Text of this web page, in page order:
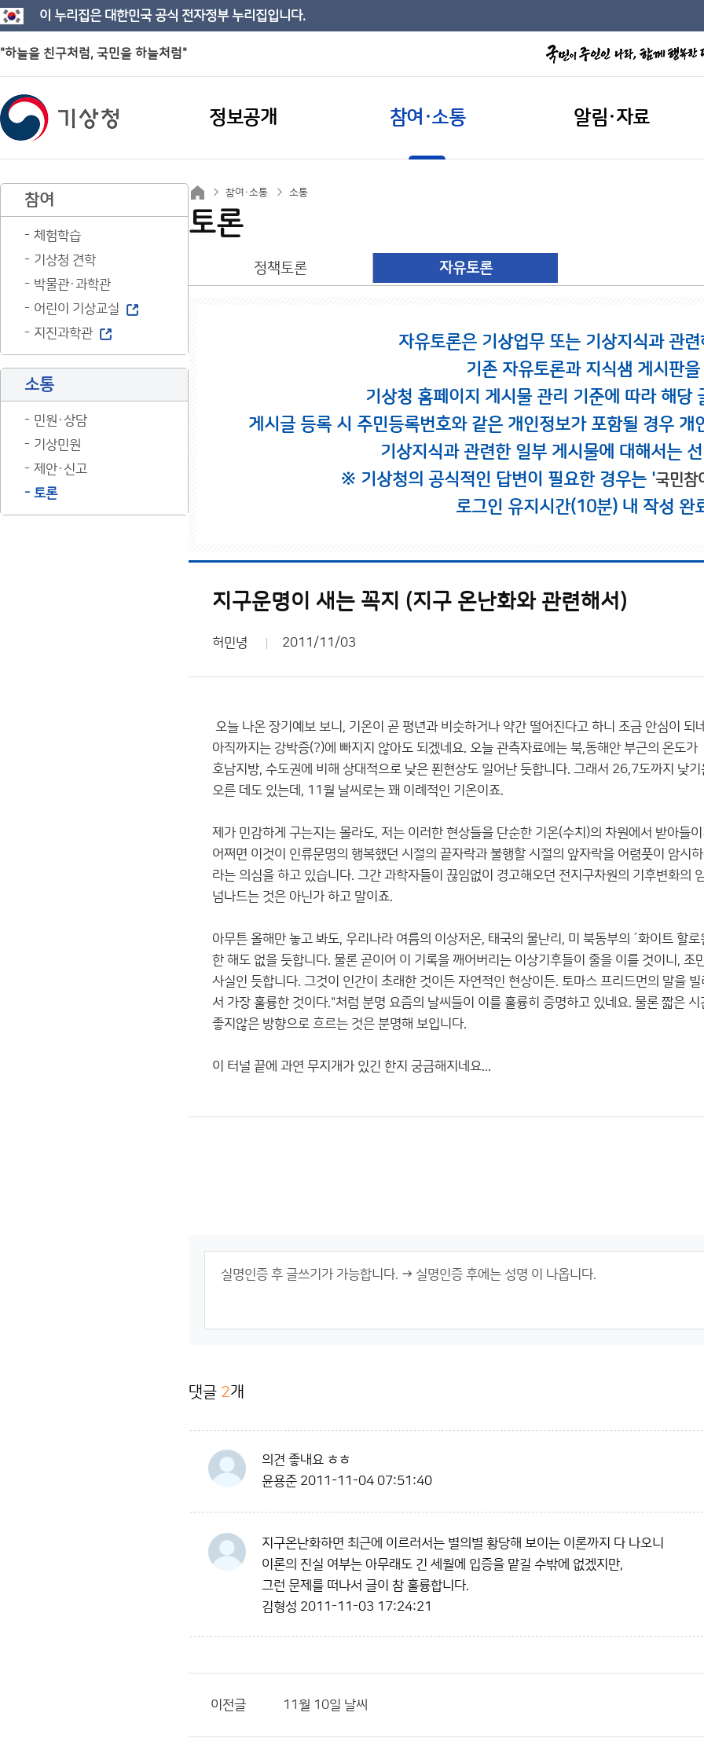
이 누리집은 대한민국 공식 전자정부 누리집입니다.
"하늘을 친구처럼, 국민을 하늘처럼"
정보공개 참여·소통 알림·자료
참여
체험학습
기상청 견학
박물관·과학관
어린이 기상교실
지진과학관
소통
민원·상담
기상민원
제안·신고
토론
참여·소통 소통
토론
정책토론 자유토론
자유토론은 기상업무 또는 기상지식과 관
기존 자유토론과 지식샘 게시판
기상청 홈페이지 게시물 관리 기준에 따라 해당
게시글 등록 시 주민등록번호와 같은 개인정보가 포함될 경우
기상지식과 관련한 일부 게시물에 대해서는
※ 기상청의 공식적인 답변이 필요한 경우는 '국민참
로그인 유지시간(10분) 내 작성 완
지구운명이 새는 꼭지 (지구 온난화와 관련해서)
허민녕 2011/11/03
오늘 나온 장기예보 보니, 기온이 곧 평년과 비슷하거나 약간 떨어진다고 하니 조금 안심이 되
아직까지는 강박증(?)에 빠지지 않아도 되겠네요. 오늘 관측자료에는 북,동해안 부근의 온도가
호남지방, 수도권에 비해 상대적으로 낮은 푄현상도 일어난 듯합니다. 그래서 26,7도까지 낮기
오른 데도 있는데, 11월 날씨로는 꽤 이례적인 기온이죠.
제가 민감하게 구는지는 몰라도, 저는 이러한 현상들을 단순한 기온(수치)의 차원에서 받아들
어쩌면 이것이 인류문명의 행복했던 시절의 끝자락과 불행할 시절의 앞자락을 어렴풋이 암시
라는 의심을 하고 있습니다. 그간 과학자들이 끊임없이 경고해오던 전지구차원의 기후변화의
넘나드는 것은 아닌가 하고 말이죠.
아무튼 올해만 놓고 봐도, 우리나라 여름의 이상저온, 태국의 물난리, 미 북동부의 ´화이트 할
한 해도 없을 듯합니다. 물론 곧이어 이 기록을 깨어버리는 이상기후들이 줄을 이를 것이니,
사실인 듯합니다. 그것이 인간이 초래한 것이든 자연적인 현상이든. 토마스 프리드먼의 말을
서 가장 훌륭한 것이다."처럼 분명 요즘의 날씨들이 이를 훌륭히 증명하고 있네요. 물론 짧은
좋지않은 방향으로 흐르는 것은 분명해 보입니다.
이 터널 끝에 과연 무지개가 있긴 한지 궁금해지네요...
댓글 2개
의견 좋내요 ㅎㅎ
윤용준 2011-11-04 07:51:40
지구온난화하면 최근에 이르러서는 별의별 황당해 보이는 이론까지 다 나오니
이론의 진실 여부는 아무래도 긴 세월에 입증을 맡길 수밖에 없겠지만,
그런 문제를 떠나서 글이 참 훌륭합니다.
김형성 2011-11-03 17:24:21
이전글 11월 10일 날씨